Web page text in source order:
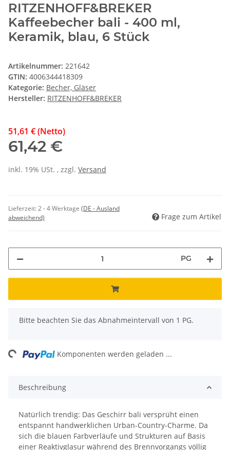
RITZENHOFF&BREKER
Kaffeebecher bali - 400 ml,
Keramik, blau, 6 Stück
Artikelnummer: 221642
GTIN: 4006344418309
Kategorie: Becher, Gläser
Hersteller: RITZENHOFF&BREKER
51,61 € (Netto)
61,42 €
inkl. 19% USt. , zzgl. Versand
Lieferzeit:2 - 4 Werktage (DE - Ausland
abweichend)
Frage zum Artikel
PG
x
Bitte beachten Sie das Abnahmeintervall von 1 PG.
Komponenten werden geladen ...
Beschreibung
Natürlich trendig: Das Geschirr bali versprüht einen
entspannt handwerklichen Urban-Country-Charme. Da
sich die blauen Farbverläufe und Strukturen auf Basis
einer Reaktivglasur während des Brennvorgangs völlig